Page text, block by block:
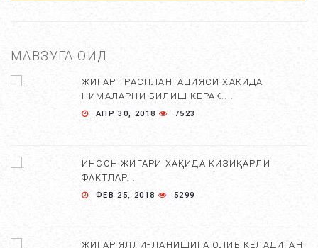
МАВЗУГА ОИД
ЖИГАР ТРАСПЛАНТАЦИЯСИ ХАҚИДА
НИМАЛАРНИ БИЛИШ КЕРАК....
АПР 30, 2018 7523
ИНСОН ЖИГАРИ ХАҚИДА ҚИЗИҚАРЛИ
ФАКТЛАР...
ФЕВ 25, 2018 5299
ЖИГАР ЯЛЛИҒЛАНИШИГА ОЛИБ КЕЛАДИГАН